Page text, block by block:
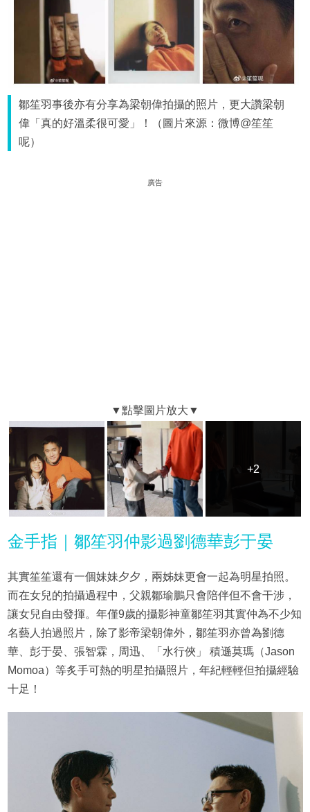
鄒笙羽事後亦有分享為梁朝偉拍攝的照片，更大讚梁朝
偉「真的好溫柔很可愛」！（圖片來源：微博@笙笙
呢）
廣告
+2
+2
金手指｜鄒笙羽仲影過劉德華彭于晏
其實笙笙還有一個妹妹夕夕，兩姊妹更會一起為明星拍照。
而在女兒的拍攝過程中，父親鄒瑜鵬只會陪伴但不會干涉，
讓女兒自由發揮。年僅9歲的攝影神童鄒笙羽其實仲為不少知
名藝人拍過照片，除了影帝梁朝偉外，鄒笙羽亦曾為劉德
華、彭于晏、張智霖，周迅、「水行俠」 積遜莫瑪（Jason
Momoa）等炙手可熱的明星拍攝照片，年紀輕輕但拍攝經驗
十足！